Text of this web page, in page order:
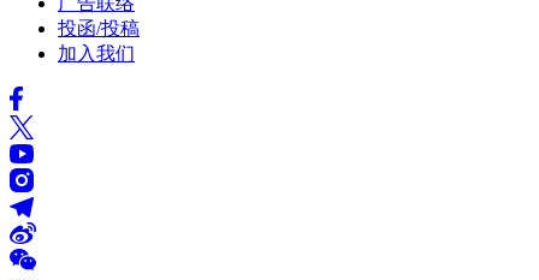
投函/投稿
加入我们